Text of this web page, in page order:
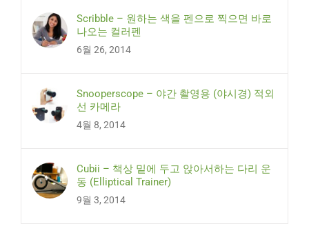
Scribble – 원하는 색을 펜으로 찍으면 바로
나오는 컬러펜
6월 26, 2014
Snooperscope – 야간 촬영용 (야시경) 적외
선 카메라
4월 8, 2014
Cubii – 책상 밑에 두고 앉아서하는 다리 운
동 (Elliptical Trainer)
9월 3, 2014